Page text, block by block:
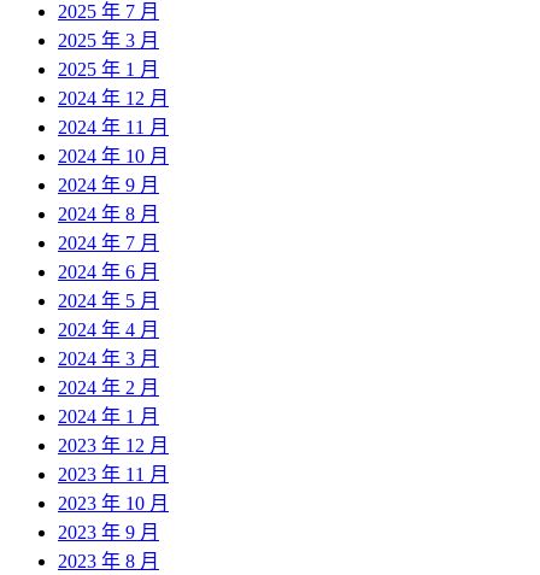
2025 年 7 月
2025 年 3 月
2025 年 1 月
2024 年 12 月
2024 年 11 月
2024 年 10 月
2024 年 9 月
2024 年 8 月
2024 年 7 月
2024 年 6 月
2024 年 5 月
2024 年 4 月
2024 年 3 月
2024 年 2 月
2024 年 1 月
2023 年 12 月
2023 年 11 月
2023 年 10 月
2023 年 9 月
2023 年 8 月